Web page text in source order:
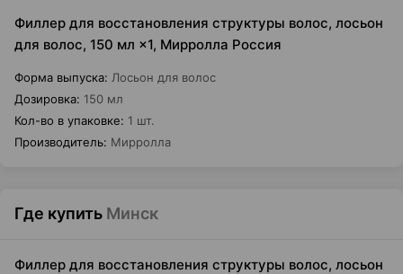
Филлер для восстановления структуры волос, лосьон
для волос, 150 мл ×1, Мирролла Россия
Форма выпуска: Лосьон для волос
Дозировка: 150 мл
Кол-во в упаковке: 1 шт.
Производитель: Мирролла
Где купить Минск
Филлер для восстановления структуры волос, лосьон